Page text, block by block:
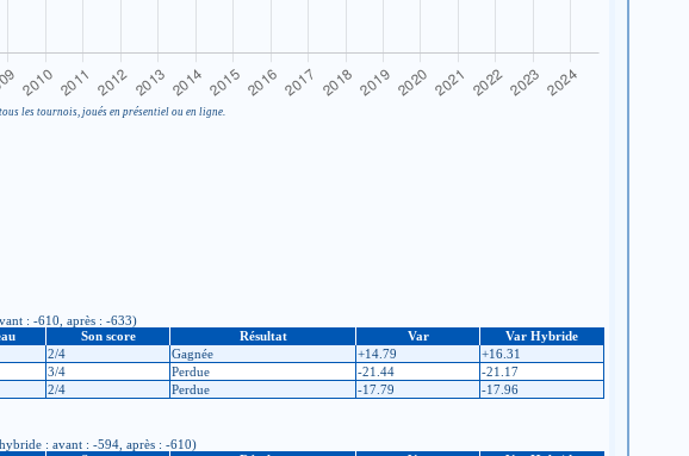
les tournois, joués en présentiel ou en ligne.
: -610, après : -633)
Son score Résultat Var
Var Hybride
2/4 Gagnée +14.79
+16.31
3/4 Perdue -21.44
-21.17
2/4 Perdue -17.79 -17.96
: avant : -594, après : -610)